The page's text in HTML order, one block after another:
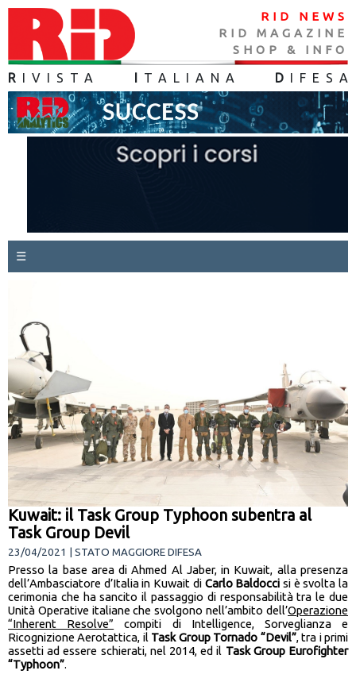
RID NEWS
RID MAGAZINE
SHOP & INFO
R IVISTA TALIANA D IFES A
☰
Kuwait: il Task Group Typhoon subentra al
Task Group Devil
23/04/2021 | STATO MAGGIORE DIFESA
Presso la base area di Ahmed Al Jaber, in Kuwait, alla presenza
dell’Ambasciatore d’Italia in Kuwait di Carlo Baldocci si è svolta la
cerimonia che ha sancito il passaggio di responsabilità tra le due
Unità Operative italiane che svolgono nell’ambito dell’Operazione
“Inherent Resolve” compiti di Intelligence, Sorveglianza e
Ricognizione Aerotattica, il Task Group Tornado “Devil”, tra i primi
assetti ad essere schierati, nel 2014, ed il Task Group Eurofighter
“Typhoon”.